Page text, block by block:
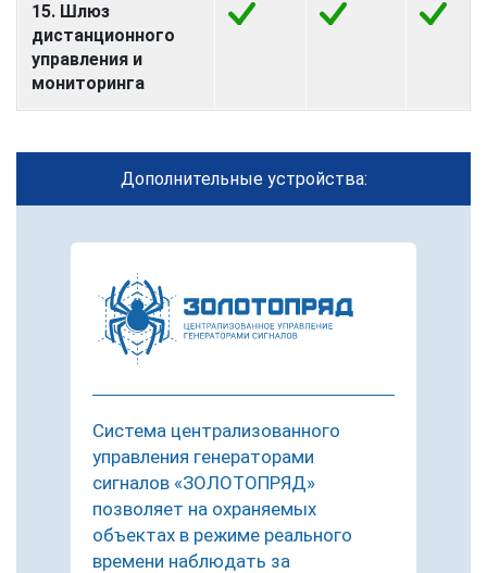
15. Шлюз
дистанционного
управления и
мониторинга
Дополнительные устройства:
Система централизованного
управления генераторами
сигналов «ЗОЛОТОПРЯД»
позволяет на охраняемых
объектах в режиме реального
времени наблюдать за